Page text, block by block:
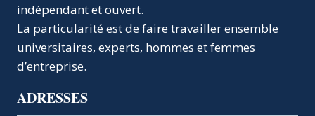
indépendant et ouvert.
La particularité est de faire travailler ensemble
universitaires, experts, hommes et femmes
d’entreprise.
ADRESSES